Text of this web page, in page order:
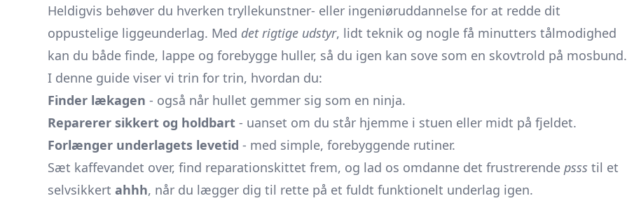
Heldigvis behøver du hverken tryllekunstner- eller ingeniøruddannelse for at redde dit
oppustelige liggeunderlag. Med det rigtige udstyr, lidt teknik og nogle få minutters tålmodighed
kan du både finde, lappe og forebygge huller, så du igen kan sove som en skovtrold på mosbund.
I denne guide viser vi trin for trin, hvordan du:
Finder lækagen - også når hullet gemmer sig som en ninja.
Reparerer sikkert og holdbart - uanset om du står hjemme i stuen eller midt på fjeldet.
Forlænger underlagets levetid - med simple, forebyggende rutiner.
Sæt kaffevandet over, find reparationskittet frem, og lad os omdanne det frustrerende psss til et
selvsikkert ahhh, når du lægger dig til rette på et fuldt funktionelt underlag igen.